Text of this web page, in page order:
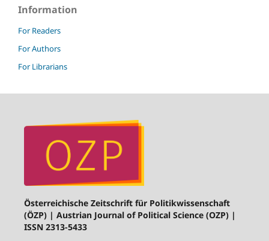
Information
For Readers
For Authors
For Librarians
Österreichische Zeitschrift für Politikwissenschaft
(ÖZP) | Austrian Journal of Political Science (OZP) |
ISSN 2313-5433